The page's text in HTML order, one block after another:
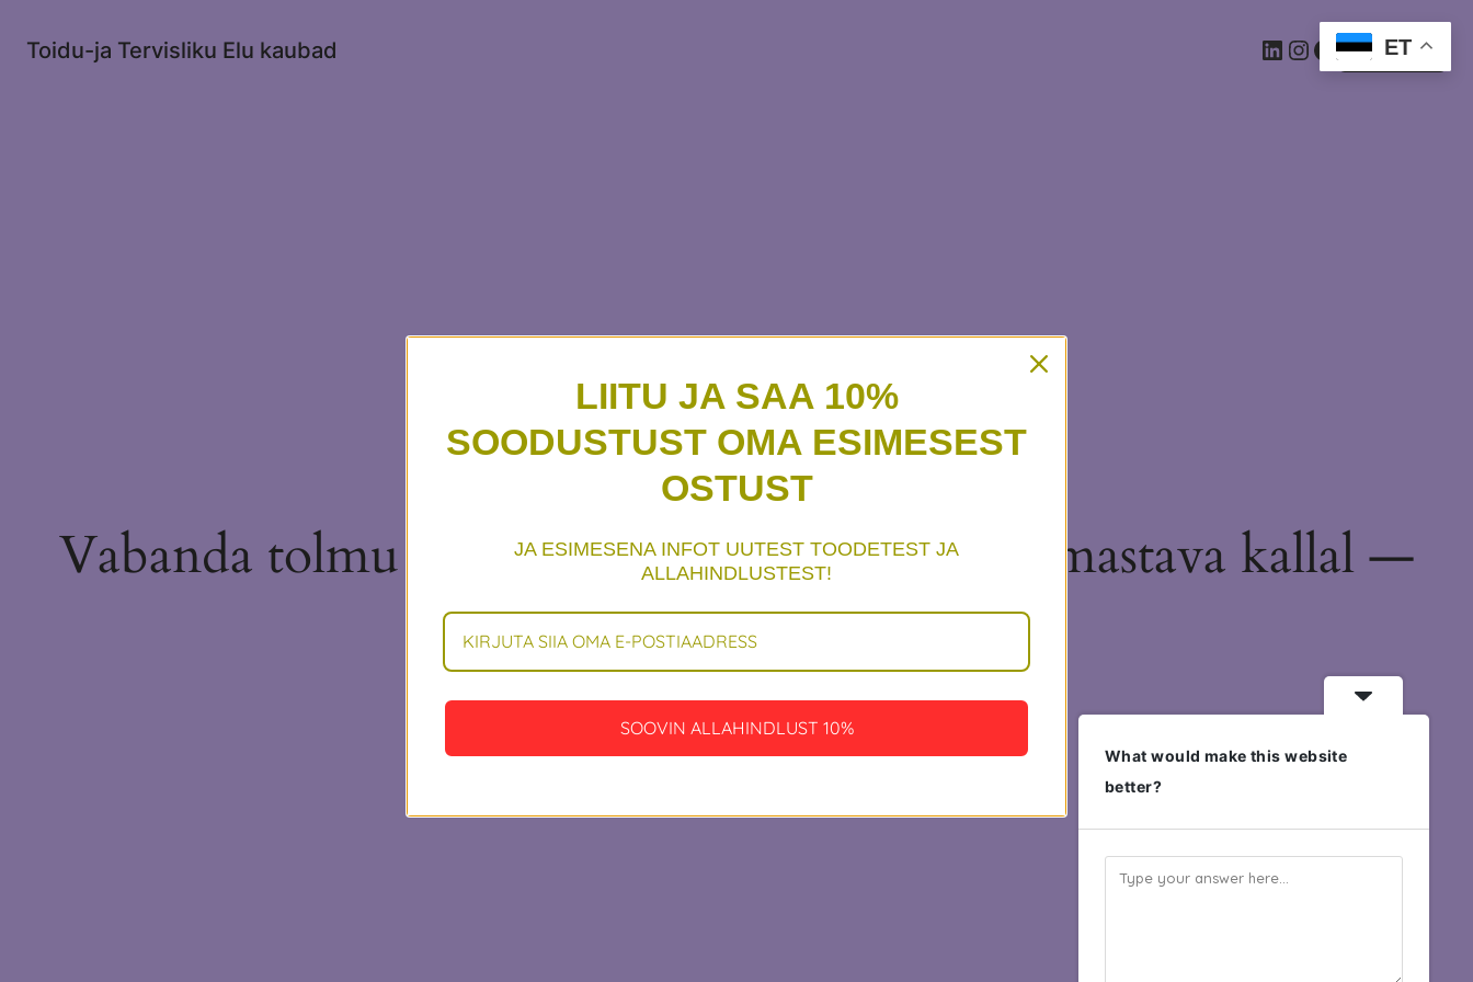
Toidu-ja Tervisliku Elu kaubad Logi sisse
Vabanda tolmu pärast! Töötame millegi hämmastava kallal —
vaata varsti uuesti!
ET
What would make this website
better?
LIITU JA SAA 10%
SOODUSTUST OMA ESIMESEST
OSTUST
JA ESIMESENA INFOT UUTEST TOODETEST JA
ALLAHINDLUSTEST!
SOOVIN ALLAHINDLUST 10%